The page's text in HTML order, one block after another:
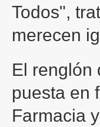
Todos",
merecen
El renglón
puesta en
Farmacia